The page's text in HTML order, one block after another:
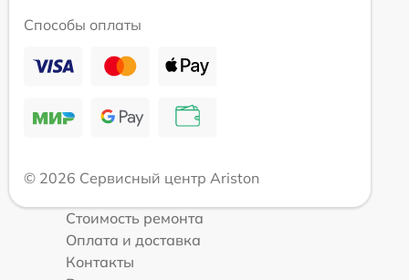
Способы оплаты
© 2026 Сервисный центр Ariston
Стоимость ремонта
Оплата и доставка
Контакты